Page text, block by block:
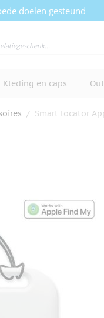
doelen gesteund
Kleding en caps
/ Smart locator